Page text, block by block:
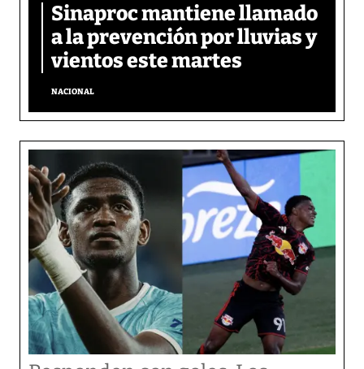
Sinaproc mantiene llamado
a la prevención por lluvias y
vientos este martes
NACIONAL